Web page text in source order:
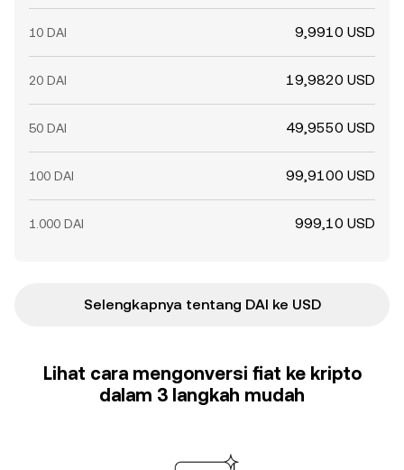
10 DAI 9,9910 USD
20 DAI 19,9820 USD
50 DAI 49,9550 USD
100 DAI 99,9100 USD
1.000 DAI 999,10 USD
Selengkapnya tentang DAI ke USD
Lihat cara mengonversi fiat ke kripto
dalam 3 langkah mudah